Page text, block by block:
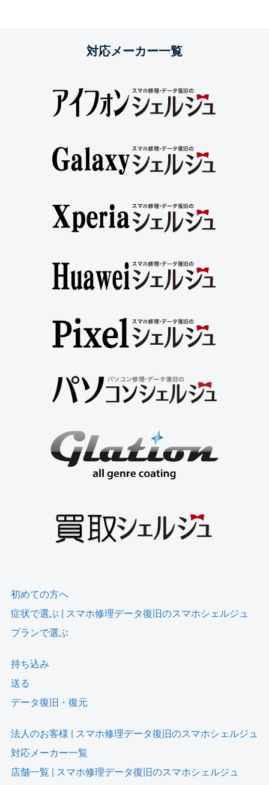
対応メーカー一覧
初めての方へ
症状で選ぶ | スマホ修理データ復旧のスマホシェルジュ
プランで選ぶ
持ち込み
送る
データ復旧・復元
法人のお客様 | スマホ修理データ復旧のスマホシェルジュ
対応メーカー一覧
店舗一覧 | スマホ修理データ復旧のスマホシェルジュ